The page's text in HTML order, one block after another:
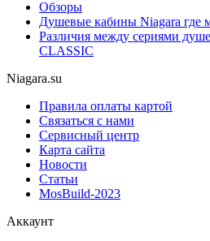
Обзоры
Душевые кабины Niagara где
Различия между сериями
CLASSIC
Niagara.su
Правила оплаты картой
Связаться с нами
Сервисный центр
Карта сайта
Новости
Статьи
MosBuild-2023
Аккаунт